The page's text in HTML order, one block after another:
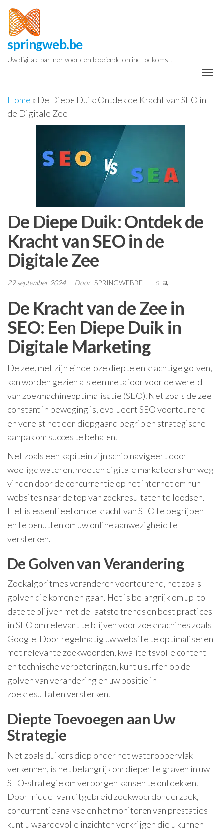
Spring
naar
de
inhoud
springweb.be
Uw digitale partner voor een bloeiende online toekomst!
Home » De Diepe Duik: Ontdek de Kracht van SEO in
de Digitale Zee
De Diepe Duik: Ontdek de
Kracht van SEO in de
Digitale Zee
29 september 2024 Door SPRINGWEBBE 0
De Kracht van de Zee in
SEO: Een Diepe Duik in
Digitale Marketing
De zee, met zijn eindeloze diepte en krachtige golven,
kan worden gezien als een metafoor voor de wereld
van zoekmachineoptimalisatie (SEO). Net zoals de zee
constant in beweging is, evolueert SEO voortdurend
en vereist het een diepgaand begrip en strategische
aanpak om succes te behalen.
Net zoals een kapitein zijn schip navigeert door
woelige wateren, moeten digitale marketeers hun weg
vinden door de concurrentie op het internet om hun
websites naar de top van zoekresultaten te loodsen.
Het is essentieel om de kracht van SEO te begrijpen
en te benutten om uw online aanwezigheid te
versterken.
De Golven van Verandering
Zoekalgoritmes veranderen voortdurend, net zoals
golven die komen en gaan. Het is belangrijk om up-to-
date te blijven met de laatste trends en best practices
in SEO om relevant te blijven voor zoekmachines zoals
Google. Door regelmatig uw website te optimaliseren
met relevante zoekwoorden, kwaliteitsvolle content
en technische verbeteringen, kunt u surfen op de
golven van verandering en uw positie in
zoekresultaten versterken.
Diepte Toevoegen aan Uw
Strategie
Net zoals duikers diep onder het wateroppervlak
verkennen, is het belangrijk om dieper te graven in uw
SEO-strategie om verborgen kansen te ontdekken.
Door middel van uitgebreid zoekwoordonderzoek,
concurrentieanalyse en het monitoren van prestaties
kunt u waardevolle inzichten verkrijgen die u kunnen